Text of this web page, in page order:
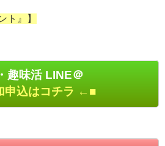
ト』】
趣味活 LINE＠
申込はコチラ ←■